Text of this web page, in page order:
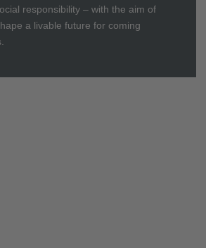
responsibility – with the aim of
a livable future for coming